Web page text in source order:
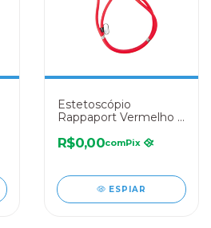
Estetoscópio
Rappaport Vermelho –
R$0,00comPix
ESPIAR